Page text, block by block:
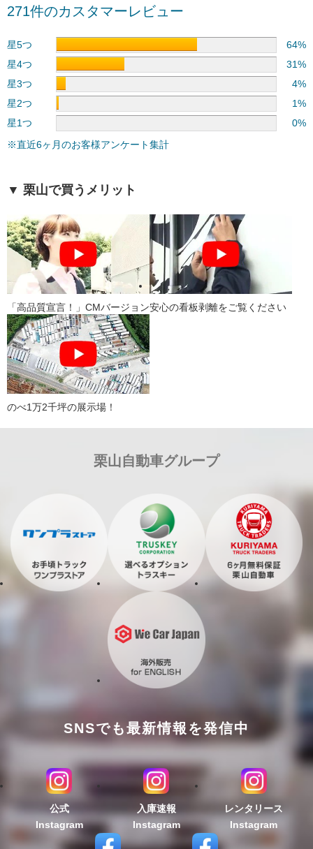
271件のカスタマーレビュー
星5つ
64%
星4つ
31%
星3つ
4%
星2つ
1%
星1つ
0%
※直近6ヶ月のお客様アンケート集計
▼ 栗山で買うメリット
「高品質宣言！」CMバージョン安心の看板剥離をご覧ください
のべ1万2千坪の展示場！
栗山自動車グループ
SNSでも最新情報を発信中
公式
Instagram
入庫速報
Instagram
レンタリース
Instagram